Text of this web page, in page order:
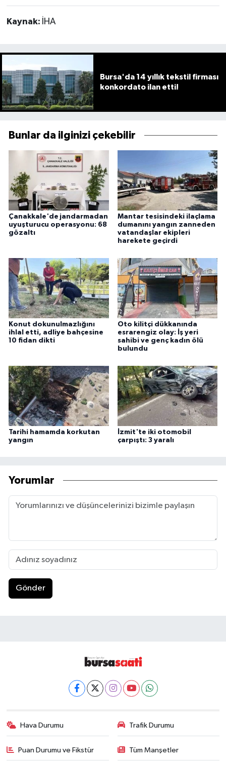
Kaynak: İHA
Bursa'da 14 yıllık tekstil firması
konkordato ilan etti!
Bunlar da ilginizi çekebilir
Çanakkale'de jandarmadan
uyuşturucu operasyonu: 68
gözaltı
Mantar tesisindeki ilaçlama
dumanını yangın zanneden
vatandaşlar ekipleri
harekete geçirdi
Konut dokunulmazlığını
ihlal etti, adliye bahçesine
10 fidan dikti
Oto kilitçi dükkanında
esrarengiz olay: İş yeri
sahibi ve genç kadın ölü
bulundu
Tarihi hamamda korkutan
yangın
İzmit'te iki otomobil
çarpıştı: 3 yaralı
Yorumlar
Gönder
Hava Durumu Trafik Durumu
Puan Durumu ve Fikstür Tüm Manşetler